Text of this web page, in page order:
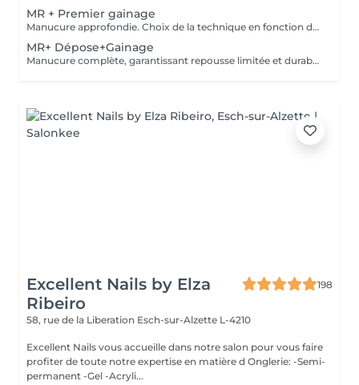
MR + Premier gainage
Manucure approfondie. Choix de la technique en fonction de votre type d'ongle.
MR+ Dépose+Gainage
Manucure complète, garantissant repousse limitée et durable. Choix de la technique de remplissage en fonction de votre type d'ongle.
Excellent Nails by Elza
Ribeiro
198
58, rue de la Liberation Esch-sur-Alzette L-4210
Excellent Nails vous accueille dans notre salon pour vous faire
profiter de toute notre expertise en matière d Onglerie: -Semi-
permanent -Gel -Acryli...